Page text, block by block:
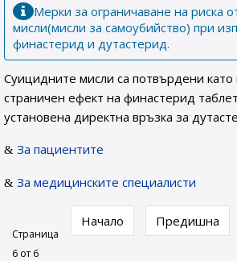
Мерки за ограничаване на риска
мисли(мисли за самоубийство) при
финастерид и дутастерид.
Суицидните мисли са потвърдени
страничен ефект на финастерид
установена директна връзка за
За пациентите
За медицинските специалисти
Страница
6 от 6
Начало Предишна